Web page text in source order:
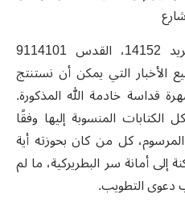
البطريركية اللاتينية، صندوق بريد 14152، القدس 9114101
الأخبار التي يمكن أن نستنتج
قداسة خادمة الله المذكورة.
المنسوبة إليها وفقًا
المرسوم، كل من كان بحوزته أية
إلى أمانة سر البطريركية، ما لم
دعوى التطويب.